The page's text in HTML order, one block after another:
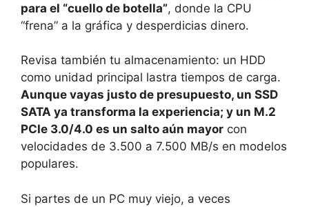
para el “cuello de botella”, donde la CPU
“frena” a la gráfica y desperdicias dinero.
Revisa también tu almacenamiento: un HDD
como unidad principal lastra tiempos de carga.
Aunque vayas justo de presupuesto, un SSD
SATA ya transforma la experiencia; y un M.2
PCIe 3.0/4.0 es un salto aún mayor con
velocidades de 3.500 a 7.500 MB/s en modelos
populares.
Si partes de un PC muy viejo, a veces